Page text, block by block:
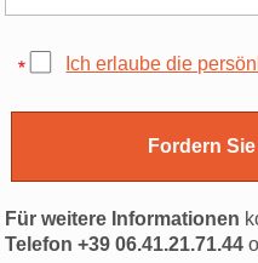
Ich erlaube die
Für weitere Informationen
Telefon +39 06.41.21.71.44